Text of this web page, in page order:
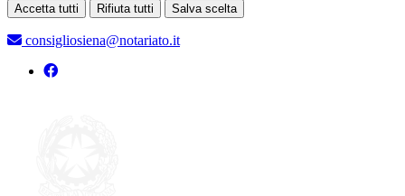
Accetta tutti Rifiuta tutti Salva scelta
consigliosiena@notariato.it